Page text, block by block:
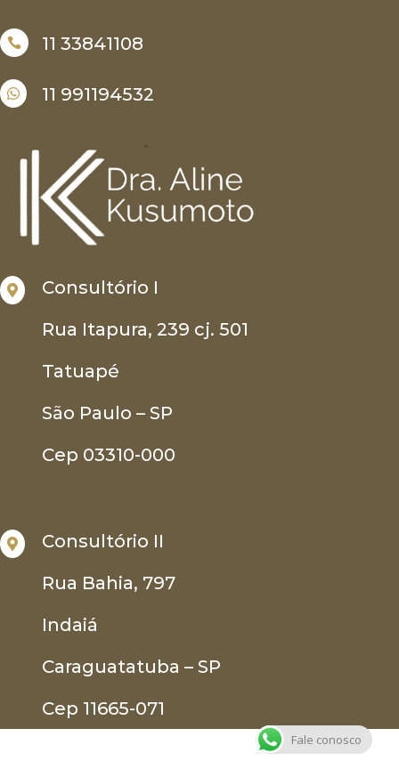
 11 33841108
 11 991194532

Consultório I
Rua Itapura, 239 cj. 501
Tatuapé
São Paulo – SP
Cep 03310-000

Consultório II
Rua Bahia, 797
Indaiá
Caraguatatuba – SP
Cep 11665-071
Fale conosco